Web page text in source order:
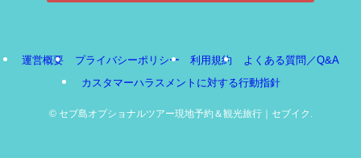
運営概要 プライバシーポリシー 利用規約
よくある質問／Q&A
カスタマーハラスメントに対する行動指針
©セブ島オプショナルツアー現地予約＆観光旅行｜セブイク.